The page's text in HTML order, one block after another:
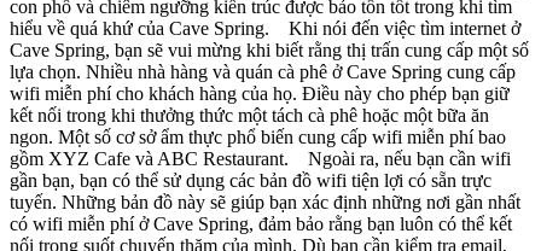
con phố và chiêm ngưỡng kiến trúc được bảo tồn tốt trong khi tìm
hiểu về quá khứ của Cave Spring. Khi nói đến việc tìm internet ở
Cave Spring, bạn sẽ vui mừng khi biết rằng thị trấn cung cấp một số
lựa chọn. Nhiều nhà hàng và quán cà phê ở Cave Spring cung cấp
wifi miễn phí cho khách hàng của họ. Điều này cho phép bạn giữ
kết nối trong khi thưởng thức một tách cà phê hoặc một bữa ăn
ngon. Một số cơ sở ẩm thực phổ biến cung cấp wifi miễn phí bao
gồm XYZ Cafe và ABC Restaurant. Ngoài ra, nếu bạn cần wifi
gần bạn, bạn có thể sử dụng các bản đồ wifi tiện lợi có sẵn trực
tuyến. Những bản đồ này sẽ giúp bạn xác định những nơi gần nhất
có wifi miễn phí ở Cave Spring, đảm bảo rằng bạn luôn có thể kết
nối trong suốt chuyến thăm của mình. Dù bạn cần kiểm tra email,